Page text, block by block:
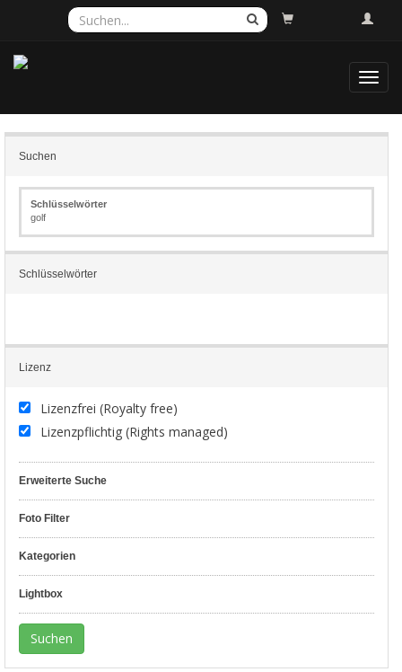
Suchen
Schlüsselwörter
golf
Schlüsselwörter
Lizenz
Lizenzfrei (Royalty free)
Lizenzpflichtig (Rights managed)
Erweiterte Suche
Foto Filter
Kategorien
Lightbox